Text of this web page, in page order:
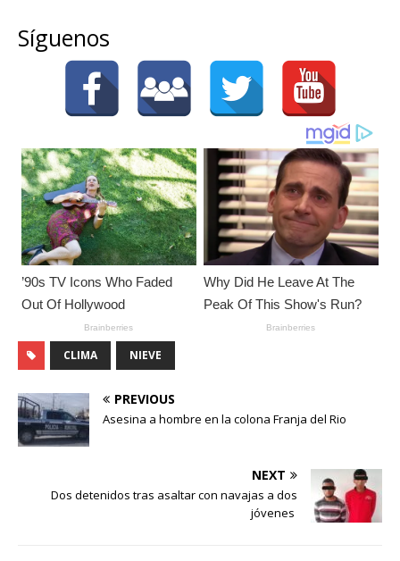
Síguenos
CLIMA NIEVE
PREVIOUS
Asesina a hombre en la colona Franja del Rio
NEXT
Dos detenidos tras asaltar con navajas a dos
jóvenes